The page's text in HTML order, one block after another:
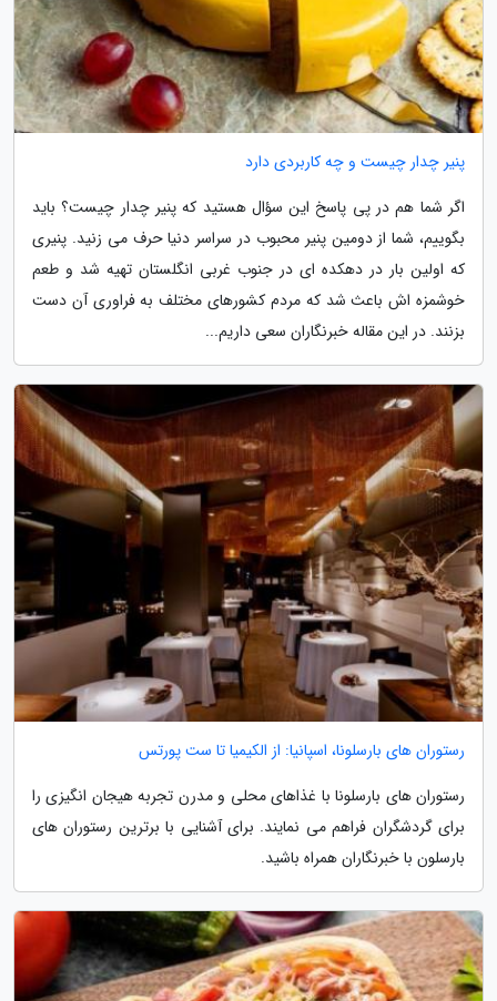
پنیر چدار چیست و چه کاربردی دارد
اگر شما هم در پی پاسخ این سؤال هستید که پنیر چدار چیست؟ باید
بگوییم، شما از دومین پنیر محبوب در سراسر دنیا حرف می زنید. پنیری
که اولین بار در دهکده ای در جنوب غربی انگلستان تهیه شد و طعم
خوشمزه اش باعث شد که مردم کشورهای مختلف به فراوری آن دست
بزنند. در این مقاله خبرنگاران سعی داریم...
رستوران های بارسلونا، اسپانیا: از الکیمیا تا ست پورتس
رستوران های بارسلونا با غذاهای محلی و مدرن تجربه هیجان انگیزی را
برای گردشگران فراهم می نمایند. برای آشنایی با برترین رستوران های
بارسلون با خبرنگاران همراه باشید.